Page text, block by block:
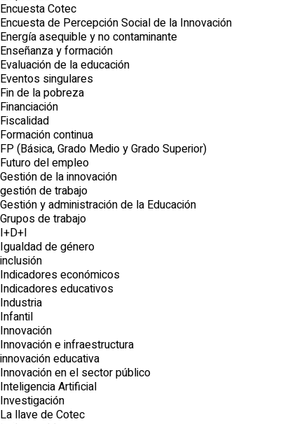
Encuesta Cotec
Encuesta de Percepción Social de la Innovación
Energía asequible y no contaminante
Enseñanza y formación
Evaluación de la educación
Eventos singulares
Fin de la pobreza
Financiación
Fiscalidad
Formación continua
FP (Básica, Grado Medio y Grado Superior)
Futuro del empleo
Gestión de la innovación
gestión de trabajo
Gestión y administración de la Educación
Grupos de trabajo
I+D+I
Igualdad de género
inclusión
Indicadores económicos
Indicadores educativos
Industria
Infantil
Innovación
Innovación e infraestructura
innovación educativa
Innovación en el sector público
Inteligencia Artificial
Investigación
La llave de Cotec